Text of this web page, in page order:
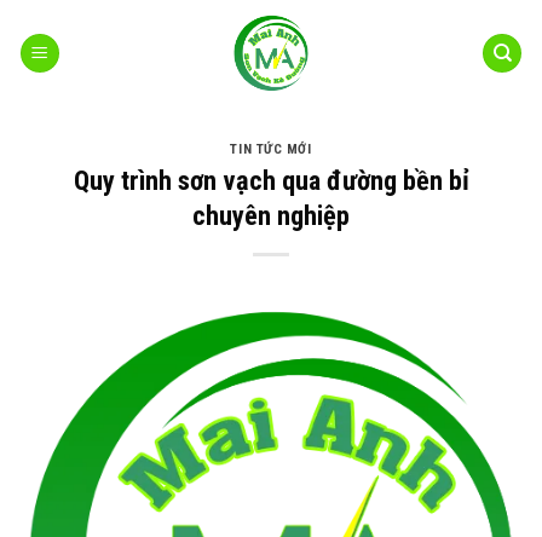
qua
TIN TỨC MỚI
Quy trình sơn vạch qua đường bền bỉ
chuyên nghiệp